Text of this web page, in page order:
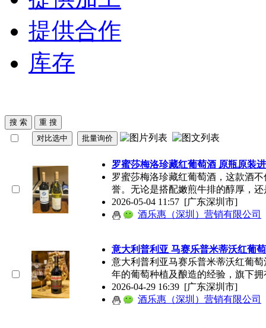
提供合作
库存
罗蜜莎梅洛珍藏红葡萄酒 原瓶原装
罗蜜莎梅洛珍藏红葡萄酒 ，这款酒
誉。无论是搭配嫩煎牛排的醇厚，还
2026-05-04 11:57 [广东深圳市]
酒乐惠（深圳）营销有限公司
意大利普利亚 马赛乐普米蒂沃红葡
意大利普利亚马赛乐普米蒂沃红葡萄
年的葡萄种植及酿造的经验，旗下拥
2026-04-29 16:39 [广东深圳市]
酒乐惠（深圳）营销有限公司